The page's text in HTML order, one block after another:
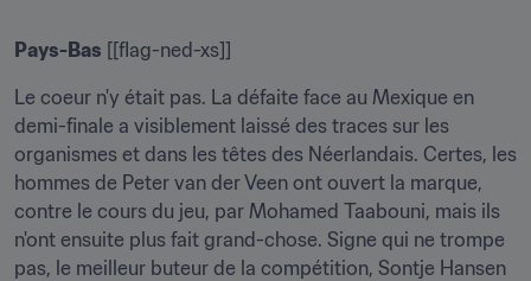
Pays-Bas [[flag-ned-xs]]
Le coeur n'y était pas. La défaite face au Mexique en
demi-finale a visiblement laissé des traces sur les
organismes et dans les têtes des Néerlandais. Certes, les
hommes de Peter van der Veen ont ouvert la marque,
contre le cours du jeu, par Mohamed Taabouni, mais ils
n'ont ensuite plus fait grand-chose. Signe qui ne trompe
pas, le meilleur buteur de la compétition, Sontje Hansen